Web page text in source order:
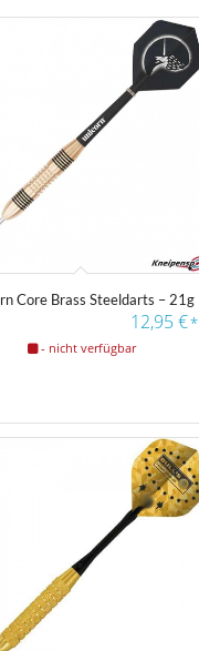
14 g
Core Brass Steeldarts – 21g
12,95€*
- nicht verfügbar